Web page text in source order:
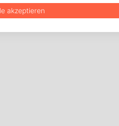
akzeptieren